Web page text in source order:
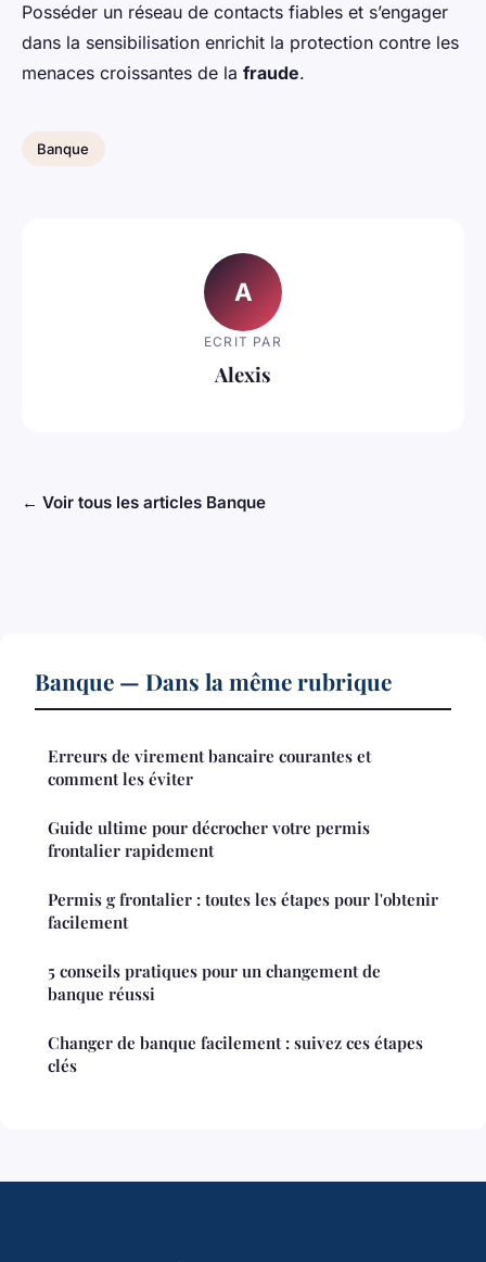
Posséder un réseau de contacts fiables et s’engager
dans la sensibilisation enrichit la protection contre les
menaces croissantes de la fraude.
Banque
A
ECRIT PAR
Alexis
← Voir tous les articles Banque
Banque — Dans la même rubrique
Erreurs de virement bancaire courantes et
comment les éviter
Guide ultime pour décrocher votre permis
frontalier rapidement
Permis g frontalier : toutes les étapes pour l'obtenir
facilement
5 conseils pratiques pour un changement de
banque réussi
Changer de banque facilement : suivez ces étapes
clés